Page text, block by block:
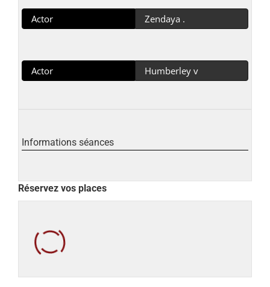
Actor Zendaya .
Actor Humberley v
Informations séances
Réservez vos places